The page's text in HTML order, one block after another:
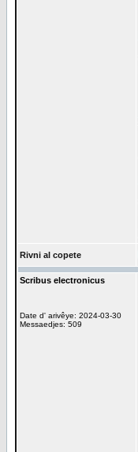
Rivni al copete
Scribus electronicus
Date d' arivêye: 2024-03-30
Messaedjes: 509